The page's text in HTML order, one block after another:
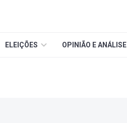
ELEIÇÕES OPINIÃO E ANÁLISE